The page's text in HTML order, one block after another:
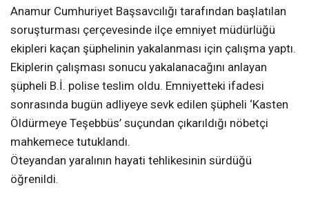
Anamur Cumhuriyet Başsavcılığı tarafından başlatılan
soruşturması çerçevesinde ilçe emniyet müdürlüğü
ekipleri kaçan şüphelinin yakalanması için çalışma yaptı.
Ekiplerin çalışması sonucu yakalanacağını anlayan
şüpheli B.İ. polise teslim oldu. Emniyetteki ifadesi
sonrasında bugün adliyeye sevk edilen şüpheli ‘Kasten
Öldürmeye Teşebbüs’ suçundan çıkarıldığı nöbetçi
mahkemece tutuklandı.
Öteyandan yaralının hayati tehlikesinin sürdüğü
öğrenildi.